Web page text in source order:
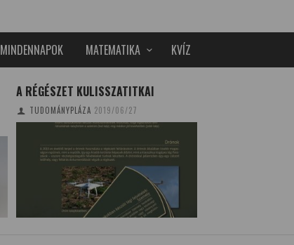
MINDENNAPOK MATEMATIKA KVÍZ
A RÉGÉSZET KULISSZATITKAI
TUDOMÁNYPLÁZA 2019/06/27